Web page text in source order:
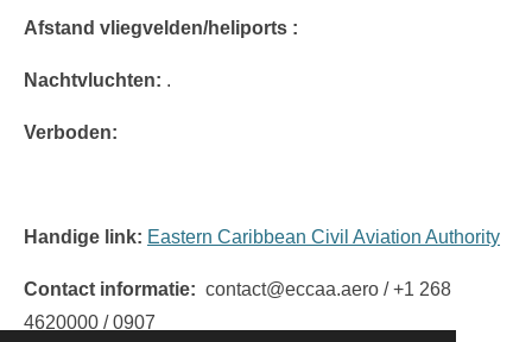
Afstand vliegvelden/heliports :
Nachtvluchten: .
Verboden:
Handige link: Eastern Caribbean Civil Aviation Authority
Contact informatie: contact@eccaa.aero / +1 268
4620000 / 0907